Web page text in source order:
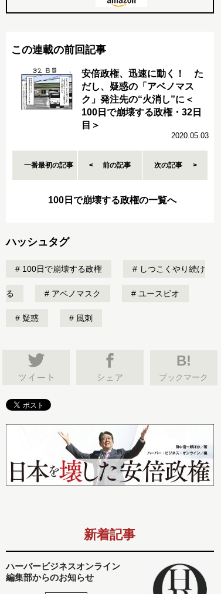
この連載の前回記事
安倍政権、迅速に動く！ た
だし、疑惑の「アベノマス
ク」発注先の“火消し”に＜
100日で崩壊する政権・32日
目＞
2020.05.03
一番最初の記事 前の記事 次の記事
100日で崩壊する政権の一覧へ
ハッシュタグ
100日で崩壊する政権 しつこくやり続け
る アベノマスク ユースビオ
疑惑 風刺
B!
ブックマーク
新着記事
ハーバービジネスオンライン
編集部からのお知らせ